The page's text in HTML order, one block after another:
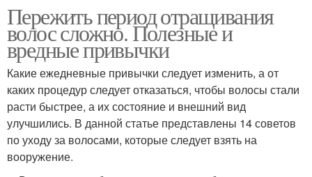
Пережить период отращивания
волос сложно. Полезные и
вредные привычки
Какие ежедневные привычки следует изменить, а от
каких процедур следует отказаться, чтобы волосы стали
расти быстрее, а их состояние и внешний вид
улучшились. В данной статье представлены 14 советов
по уходу за волосами, которые следует взять на
вооружение.